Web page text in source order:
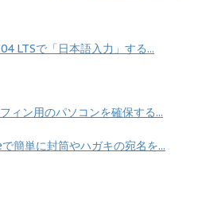
LTSで「日本語入力」する...
ィン用のパソコンを確保する...
簡単に封筒やハガキの宛名を...